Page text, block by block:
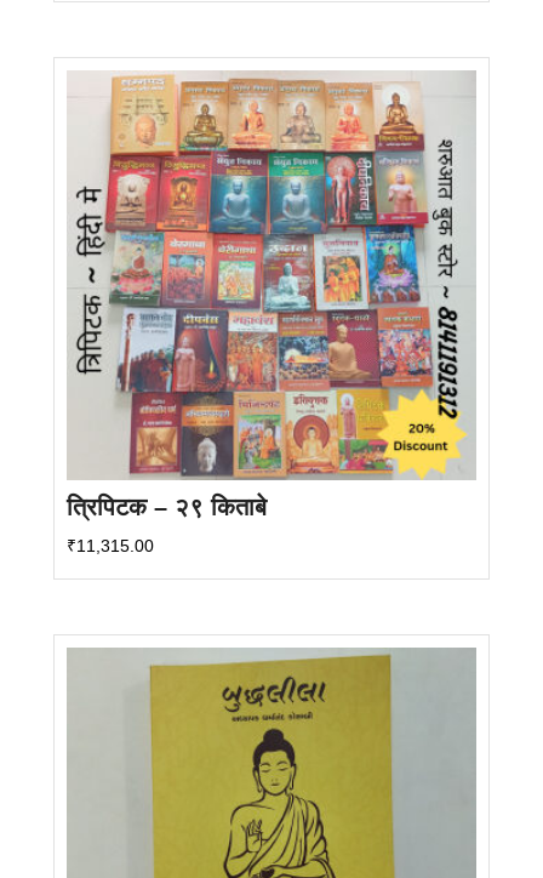
त्रिपिटक – २९ किताबे
₹11,315.00